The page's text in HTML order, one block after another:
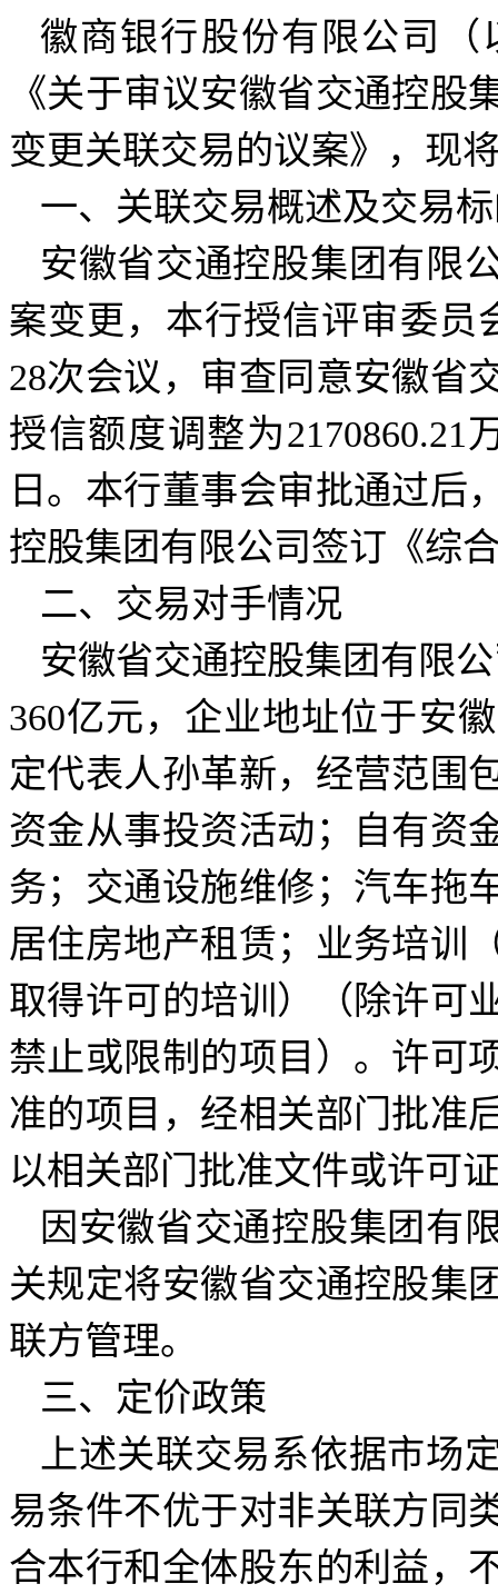
徽商银行股份有限公司（
《关于审议安徽省交通控股
变更关联交易的议案》，现
一、关联交易概述及交易
安徽省交通控股集团有限
案变更，本行授信评审委员
28次会议，审查同意安徽省
授信额度调整为2170860.21
日。本行董事会审批通过后
控股集团有限公司签订《综
二、交易对手情况
安徽省交通控股集团有限
360亿元，企业地址位于安
定代表人孙革新，经营范围
资金从事投资活动；自有资
务；交通设施维修；汽车拖
居住房地产租赁；业务培训
取得许可的培训）（除许可
禁止或限制的项目）。许可
准的项目，经相关部门批准
以相关部门批准文件或许可
因安徽省交通控股集团有
关规定将安徽省交通控股集
联方管理。
三、定价政策
上述关联交易系依据市场
易条件不优于对非关联方同
合本行和全体股东的利益，